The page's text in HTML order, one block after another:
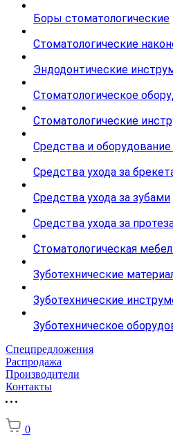
Боры стоматологические
Стоматологические
Эндодонтические
Стоматологическое
Стоматологические
Средства и
Средства ухода за
Средства ухода за зубами
Средства ухода за
Стоматологическая
Зуботехнические
Зуботехнические
Зуботехническое
Спецпредложения
Распродажа
Производители
Контакты
0